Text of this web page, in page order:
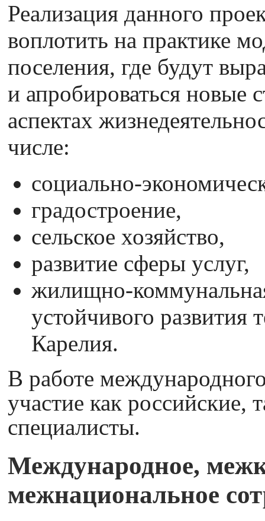
Реализация данного
воплотить на практике
поселения, где будут
и апробироваться новые
аспектах
числе:
социально-
градостроение,
сельское хозяйство,
развитие сферы услуг,
жилищно-
устойчивого развития
Карелия.
В работе
участие как российские,
специалисты.
Международное,
межнациональное